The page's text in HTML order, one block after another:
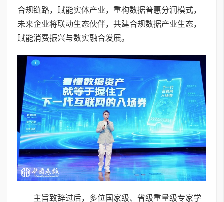
合规链路，赋能实体产业，重构数据普惠分润模式，
未来企业将联动生态伙伴，共建合规数据产业生态，
赋能消费振兴与数实融合发展。
主旨致辞过后，多位国家级、省级重量级专家学